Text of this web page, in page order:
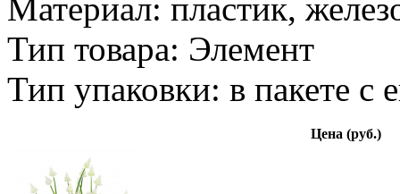
Материал: пластик,
Тип товара: Элемент
Тип упаковки: в пакете с
Цена (руб.)